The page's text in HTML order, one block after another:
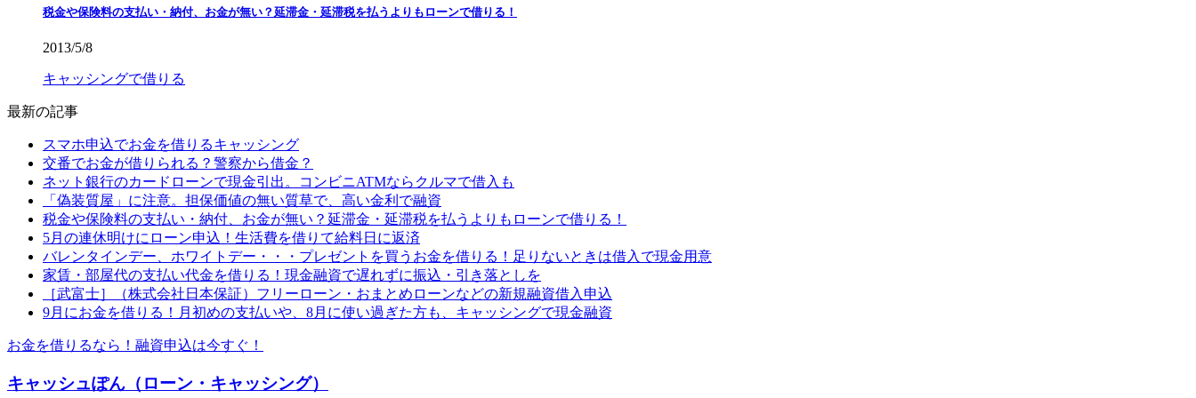
税金や保険料の支払い・納付、お金が無い？延滞金・延滞税を払うよりもローンで借りる！
2013/5/8
キャッシングで借りる
最新の記事
スマホ申込でお金を借りるキャッシング
交番でお金が借りられる？警察から借金？
ネット銀行のカードローンで現金引出。コンビニATMならクルマで借入も
「偽装質屋」に注意。担保価値の無い質草で、高い金利で融資
税金や保険料の支払い・納付、お金が無い？延滞金・延滞税を払うよりもローンで借りる！
5月の連休明けにローン申込！生活費を借りて給料日に返済
バレンタインデー、ホワイトデー・・・プレゼントを買うお金を借りる！足りないときは借入で現金用意
家賃・部屋代の支払い代金を借りる！現金融資で遅れずに振込・引き落としを
［武富士］（株式会社日本保証）フリーローン・おまとめローンなどの新規融資借入申込
9月にお金を借りる！月初めの支払いや、8月に使い過ぎた方も、キャッシングで現金融資
お金を借りるなら！融資申込は今すぐ！
キャッシュぽん（ローン・キャッシング）